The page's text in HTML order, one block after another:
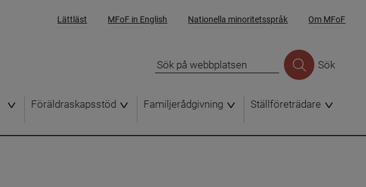
Lättläst MFoF in English Nationella minoritetsspråk Om MFoF
Sök
Föräldraskapsstöd Familjerådgivning Ställföreträdare